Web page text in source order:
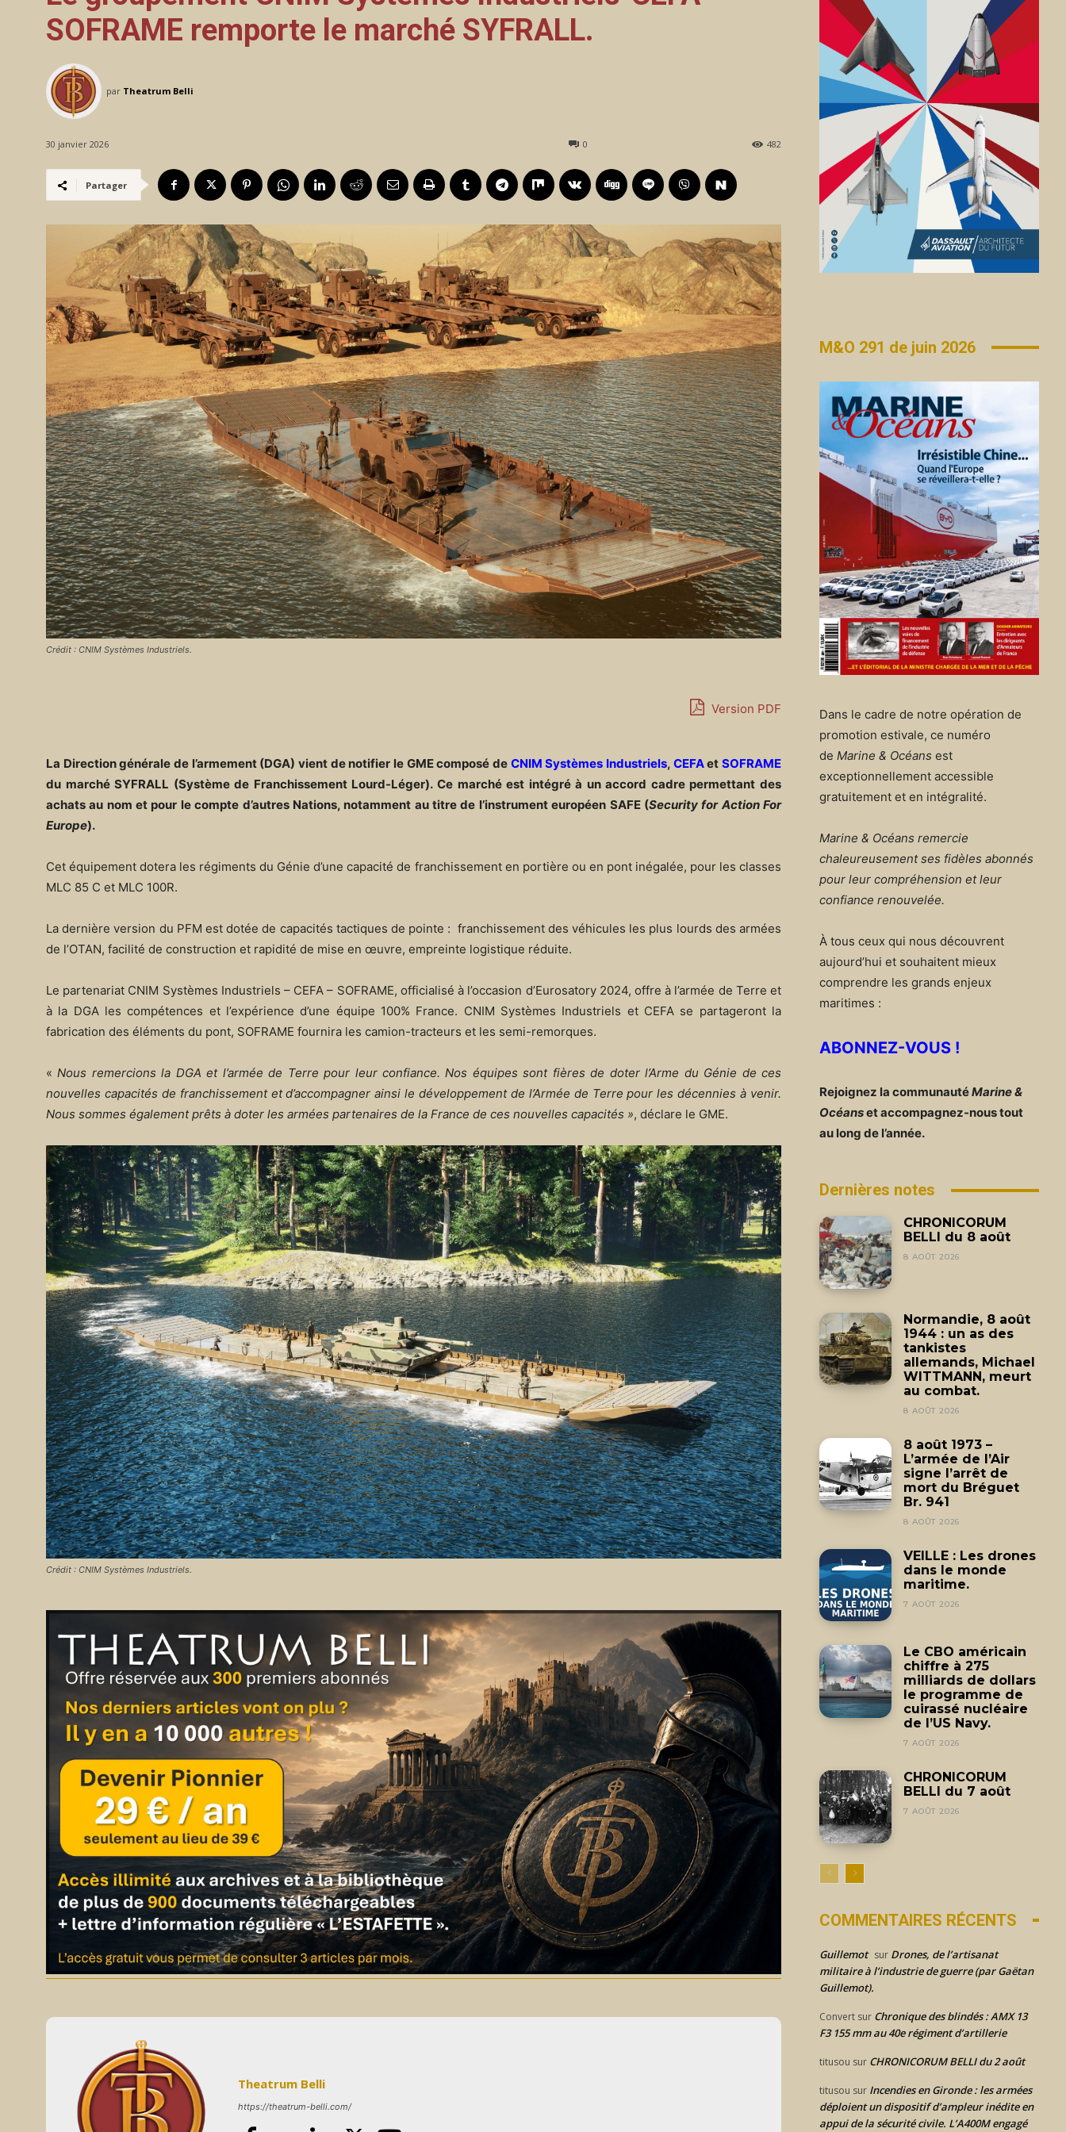
SOFRAME remporte le marché SYFRALL.
par Theatrum Belli
30 janvier 2026 0 482
Partager
Crédit : CNIM Systèmes Industriels.
Version PDF
La Direction générale de l’armement (DGA) vient de notifier le GME composé de CNIM Systèmes Industriels, CEFAetSOFRAME
du marché SYFRALL (Système de Franchissement Lourd-Léger). Ce marché est intégré à un accord cadre permettant des
achats au nom et pour le compte d’autres Nations, notamment au titre de l’instrument européen SAFE (Security for Action For
Europe).
Cet équipement dotera les régiments du Génie d’une capacité de franchissement en portière ou en pont inégalée, pour les classes
MLC 85 C et MLC 100R.
La dernière version du PFM est dotée de capacités tactiques de pointe : franchissement des véhicules les plus lourds des armées
de l’OTAN, facilité de construction et rapidité de mise en œuvre, empreinte logistique réduite.
Le partenariat CNIM Systèmes Industriels – CEFA – SOFRAME, officialisé à l’occasion d’Eurosatory 2024, offre à l’armée de Terre et
à la DGA les compétences et l’expérience d’une équipe 100% France. CNIM Systèmes Industriels et CEFA se partageront la
fabrication des éléments du pont, SOFRAME fournira les camion-tracteurs et les semi-remorques.
« Nous remercions la DGA et l’armée de Terre pour leur confiance. Nos équipes sont fières de doter l’Arme du Génie de ces
nouvelles capacités de franchissement et d’accompagner ainsi le développement de l’Armée de Terre pour les décennies à venir.
Nous sommes également prêts à doter les armées partenaires de la France de ces nouvelles capacités », déclare le GME.
Crédit : CNIM Systèmes Industriels.
Theatrum Belli
https://theatrum-belli.com/
M&O 291 de juin 2026
Dans le cadre de notre opération de
promotion estivale, ce numéro
de Marine & Océans est
exceptionnellement accessible
gratuitement et en intégralité.
Marine & Océans remercie
chaleureusement ses fidèles abonnés
pour leur compréhension et leur
confiance renouvelée.
À tous ceux qui nous découvrent
aujourd’hui et souhaitent mieux
comprendre les grands enjeux
maritimes :
ABONNEZ-VOUS !
Rejoignez la communautéMarine &
Océanset accompagnez-nous tout
au long de l’année.
Dernières notes
CHRONICORUM
BELLI du 8 août
8 AOÛT 2026
Normandie, 8 août
1944 : un as des
tankistes
allemands, Michael
WITTMANN, meurt
au combat.
8 AOÛT 2026
8 août 1973 –
L’armée de l’Air
signe l’arrêt de
mort du Bréguet
Br. 941
8 AOÛT 2026
VEILLE : Les drones
dans le monde
maritime.
7 AOÛT 2026
Le CBO américain
chiffre à 275
milliards de dollars
le programme de
cuirassé nucléaire
de l’US Navy.
7 AOÛT 2026
CHRONICORUM
BELLI du 7 août
7 AOÛT 2026
COMMENTAIRES RÉCENTS
Guillemot sur Drones, de l’artisanat
militaire à l’industrie de guerre (par Gaëtan
Guillemot).
Convert sur Chronique des blindés : AMX 13
F3 155 mm au 40e régiment d’artillerie
titusou sur CHRONICORUM BELLI du 2 août
titusou sur Incendies en Gironde : les armées
déploient un dispositif d’ampleur inédite en
appui de la sécurité civile. L’A400M engagé